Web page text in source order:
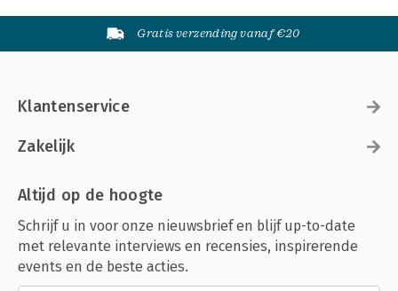
Gratis verzending vanaf €20
Klantenservice
Zakelijk
Altijd op de hoogte
Schrijf u in voor onze nieuwsbrief en blijf up-to-date
met relevante interviews en recensies, inspirerende
events en de beste acties.